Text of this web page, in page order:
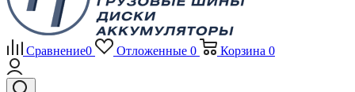
Сравнение0 Отложенные 0 Корзина 0